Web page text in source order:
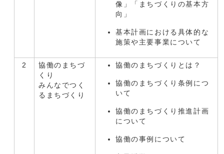
像」「まちづくりの基本方
向」
基本計画における具体的な
施策や主要事業について
2
協働のまちづ
くり
みんなでつく
るまちづくり
協働のまちづくりとは？
協働のまちづくり条例につ
いて
協働のまちづくり推進計画
について
協働の事例について